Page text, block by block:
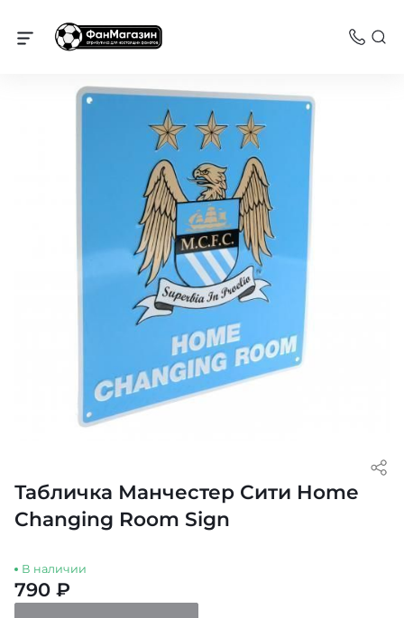
Манчестер Сити
Табличка Манчестер Сити Home
Changing Room Sign
В наличии
790 ₽